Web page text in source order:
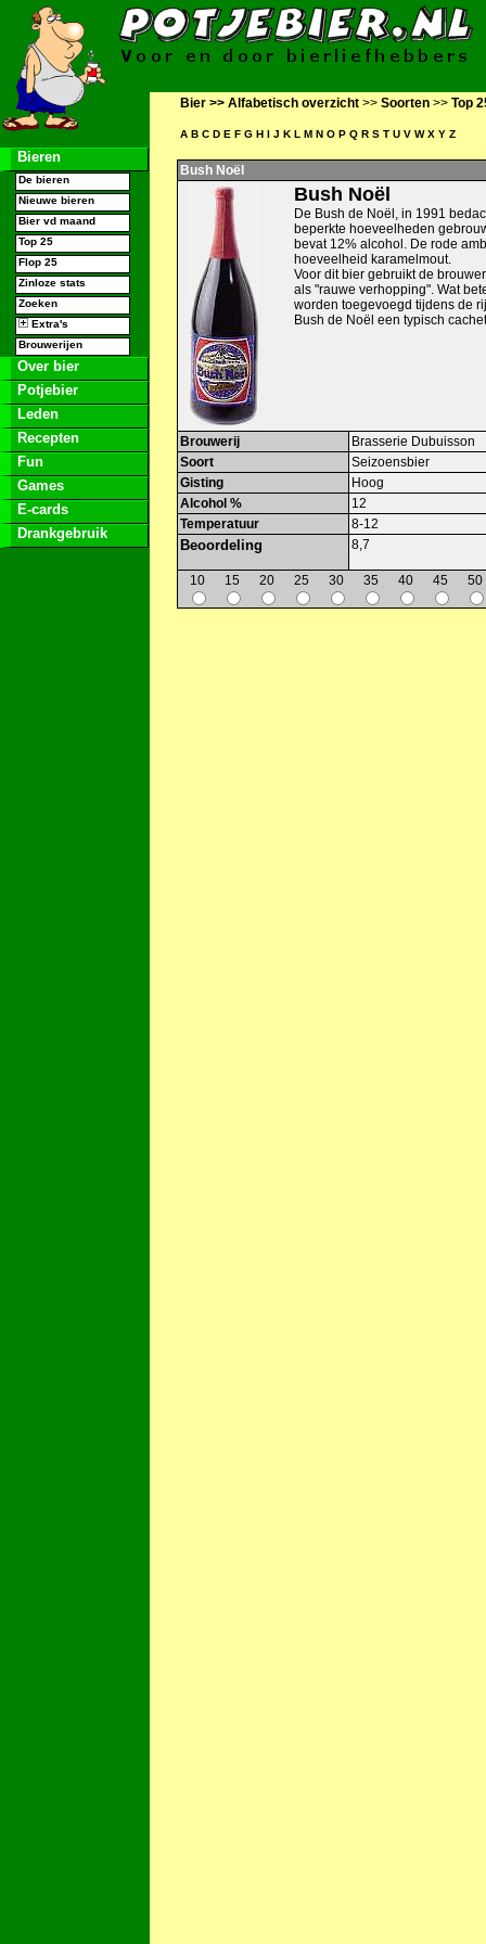
Bieren
De bieren
Nieuwe bieren
Bier vd maand
Top 25
Flop 25
Zinloze stats
Zoeken
Extra's
Brouwerijen
Over bier
Potjebier
Leden
Recepten
Fun
Games
E-cards
Drankgebruik
Bier >> Alfabetisch overzicht >> Soorten >> Top
A B C D E F G H I J K L M N O P Q R S T U V W X Y Z
Bush Noël
Bush Noël
De Bush de Noël, in 1991
beperkte hoeveelheden
bevat 12% alcohol. De rode
hoeveelheid karamelmout.
Voor dit bier gebruikt de
als "rauwe verhopping". Wat
worden toegevoegd tijdens de
Bush de Noël een typisch
Brouwerij
Brasserie Dubuisson
Soort
Seizoensbier
Gisting
Hoog
Alcohol %
12
Temperatuur
8-12
Beoordeling 8,7
10 15 20 25 30 35 40 45 50